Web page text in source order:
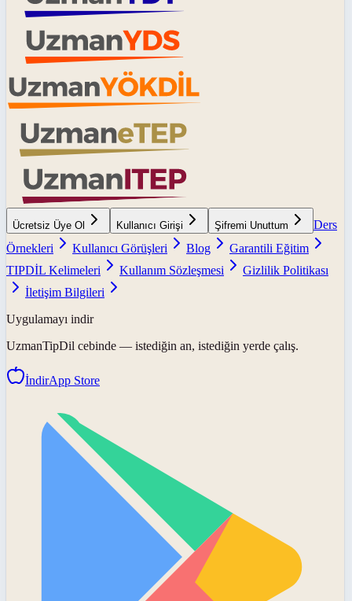
Ücretsiz Üye Ol Kullanıcı Girişi Şifremi Unuttum
Ders
Örnekleri
Kullanıcı Görüşleri Blog
Garantili Eğitim
TIPDİL Kelimeleri
Kullanım Sözleşmesi
Gizlilik Politikası
İletişim Bilgileri
Uygulamayı indir
UzmanTipDil cebinde — istediğin an, istediğin yerde çalış.
İndirApp Store